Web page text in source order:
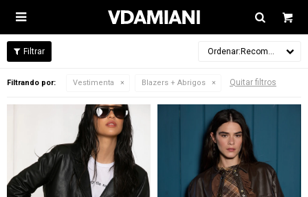

Recomendados
Filtrando por: Vestimenta Blazers + Abrigos Quitar filtros